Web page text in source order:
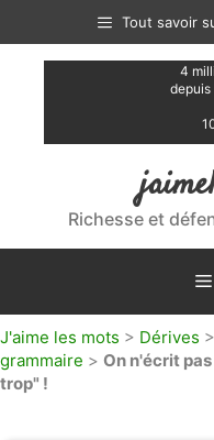
contenu
Tout savoir
4
depuis
Richesse et
J'aime les mots > Dérives >
grammaire > On n'écrit
trop" !